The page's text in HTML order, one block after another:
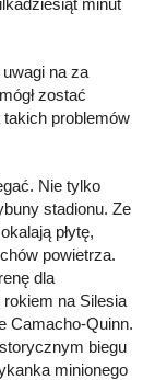
minut
na za
zostać
problemów
Nie tylko
stadionu. Ze
płytę,
powietrza.
dla
rokiem na Silesia
Camacho-Quinn.
biegu
minionego